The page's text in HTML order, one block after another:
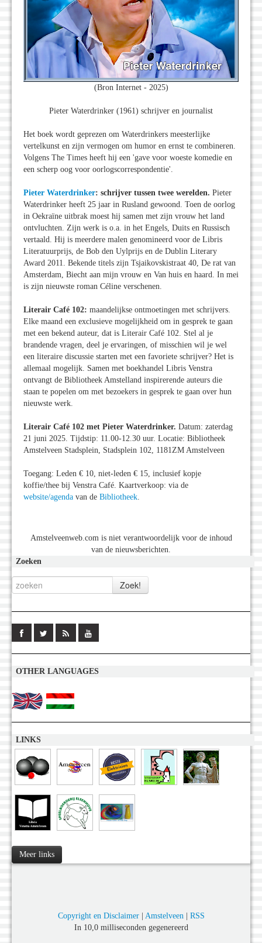
(Bron Internet - 2025)
Pieter Waterdrinker (1961) schrijver en journalist
Het boek wordt geprezen om Waterdrinkers meesterlijke
vertelkunst en zijn vermogen om humor en ernst te combineren.
Volgens The Times heeft hij een 'gave voor woeste komedie en
een scherp oog voor oorlogscorrespondentie'.
Pieter Waterdrinker: schrijver tussen twee werelden. Pieter
Waterdrinker heeft 25 jaar in Rusland gewoond. Toen de oorlog
in Oekraïne uitbrak moest hij samen met zijn vrouw het land
ontvluchten. Zijn werk is o.a. in het Engels, Duits en Russisch
vertaald. Hij is meerdere malen genomineerd voor de Libris
Literatuurprijs, de Bob den Uylprijs en de Dublin Literary
Award 2011. Bekende titels zijn Tsjaikovskistraat 40, De rat van
Amsterdam, Biecht aan mijn vrouw en Van huis en haard. In mei
is zijn nieuwste roman Céline verschenen.
Literair Café 102: maandelijkse ontmoetingen met schrijvers.
Elke maand een exclusieve mogelijkheid om in gesprek te gaan
met een bekend auteur, dat is Literair Café 102. Stel al je
brandende vragen, deel je ervaringen, of misschien wil je wel
een literaire discussie starten met een favoriete schrijver? Het is
allemaal mogelijk. Samen met boekhandel Libris Venstra
ontvangt de Bibliotheek Amstelland inspirerende auteurs die
staan te popelen om met bezoekers in gesprek te gaan over hun
nieuwste werk.
Literair Café 102 met Pieter Waterdrinker. Datum: zaterdag
21 juni 2025. Tijdstip: 11.00-12.30 uur. Locatie: Bibliotheek
Amstelveen Stadsplein, Stadsplein 102, 1181ZM Amstelveen
Toegang: Leden € 10, niet-leden € 15, inclusief kopje
koffie/thee bij Venstra Café. Kaartverkoop: via de
website/agenda van de Bibliotheek
Amstelveenweb.com is niet verantwoordelijk voor de inhoud
van de nieuwsberichten.
Zoeken
OTHER LANGUAGES
LINKS
Meer links
Copyright en Disclaimer| Amstelveen | RSS
In 10,0 milliseconden gegenereerd